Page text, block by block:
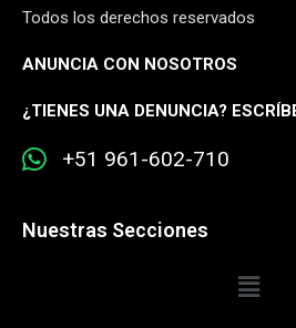
Todos los derechos reservados
ANUNCIA CON NOSOTROS
¿TIENES UNA DENUNCIA?
+51 961-602-710
Nuestras Secciones